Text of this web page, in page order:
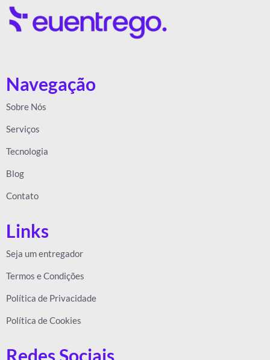
Navegação
Sobre Nós
Serviços
Tecnologia
Blog
Contato
Links
Seja um entregador
Termos e Condições
Política de Privacidade
Política de Cookies
Redes Sociais